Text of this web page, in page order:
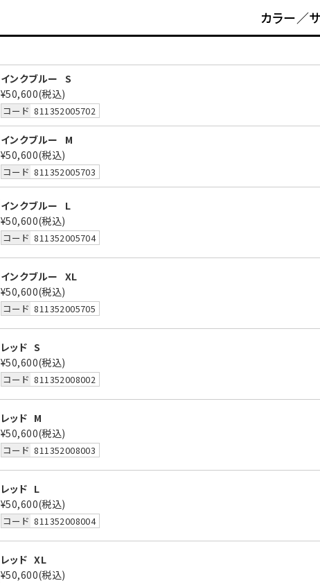
カラー／
インクブルー S
¥50,600(税込)
コード 811352005702
インクブルー
M
¥50,600(税込)
コード 811352005703
インクブルー
L
¥50,600(税込)
コード 811352005704
インクブルー XL
¥50,600(税込)
コード 811352005705
レッド S
¥50,600(税込)
コード 811352008002
レッド M
¥50,600(税込)
コード 811352008003
レッド L
¥50,600(税込)
コード 811352008004
レッド XL
¥50,600(税込)